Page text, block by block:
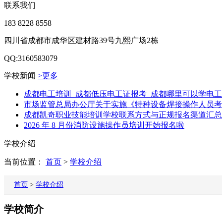
联系我们
183 8228 8558
四川省成都市成华区建材路39号九熙广场2栋
QQ:3160583079
学校新闻 >更多
成都电工培训_成都低压电工证报考_成都哪里可以学电工
市场监管总局办公厅关于实施《特种设备焊接操作人员
成都凯奇职业技能培训学校联系方式与正规报名渠道汇总
2026 年 8 月份消防设施操作员培训开始报名啦
学校介绍
当前位置： 首页 > 学校介绍
首页 > 学校介绍
学校简介